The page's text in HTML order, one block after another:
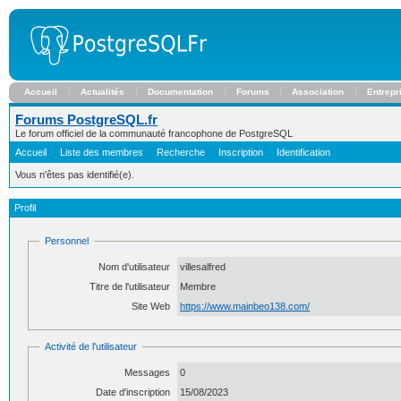
Accueil Actualités Documentation Forums Association
Forums PostgreSQL.fr
Le forum officiel de la communauté francophone de PostgreSQL
Accueil
Liste des membres Recherche Inscription Identification
Vous n'êtes pas identifié(e).
Profil
Personnel
Nom d'utilisateur
villesalfred
Titre de l'utilisateur
Membre
Site Web
https://www.mainbeo138.com/
Activité de l'utilisateur
Messages
0
Date d'inscription
15/08/2023